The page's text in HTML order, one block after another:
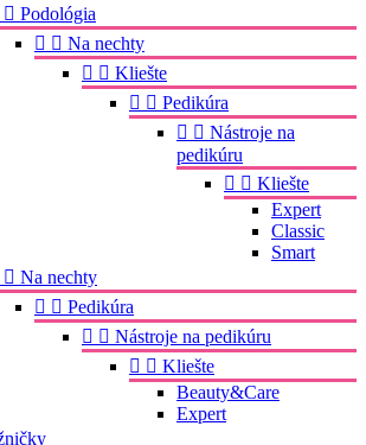
 Podológia
  Na nechty
  Kliešte
  Pedikúra
  Nástroje na
pedikúru
  Kliešte
Expert
Classic
Smart
 Na nechty
  Pedikúra
  Nástroje na pedikúru
  Kliešte
Beauty&Care
Expert